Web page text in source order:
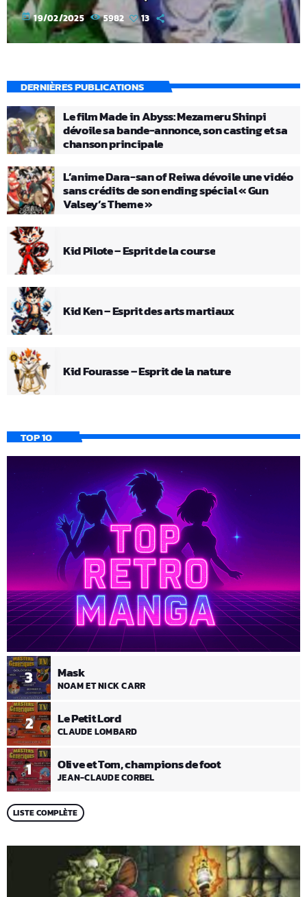
today 19/02/2025 5982 13
DERNIÈRES PUBLICATIONS
Le film Made in Abyss: Mezameru Shinpi
dévoile sa bande-annonce, son casting et sa
chanson principale
L’anime Dara-san of Reiwa dévoile une vidéo
sans crédits de son ending spécial « Gun
Valsey’s Theme »
Kid Pilote – Esprit de la course
Kid Ken – Esprit des arts martiaux
Kid Fourasse – Esprit de la nature
TOP 10
1 Olive et Tom, champions de foot
JEAN-CLAUDE CORBEL
2 Le Petit Lord
CLAUDE LOMBARD
3 Mask
NOAM ET NICK CARR
LISTE COMPLÈTE